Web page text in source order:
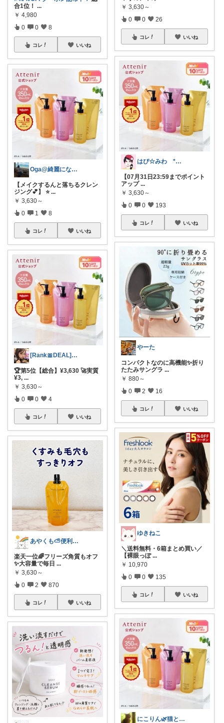
合1位！ ...
￥ 4,980
0 0 8
コレ いいね
Oga@綺麗になりたいアラサー美容オタク
【メイクするんと落ちるクレン
ジング💕】 ⭐ ...
￥ 3,630～
0 1 8
コレ いいね
[Rank🎀DEAL]毎日コレ＠ano
🏆第5位【総合】¥3,630 🚀実質
¥3, ...
￥ 3,630～
0 0 4
コレ いいね
あやくも⛅便利なもの、おしゃれなもの
楽天一位🌈フリーズ角質もオフ
✨大容量で毎日 ...
￥ 3,630～
0 2 870
コレ いいね
￥ 3,630～
0 0 26
コレ いいね
はぴ☆みわ *美容と健康・時短＆キッズ*
【07月31日23:59までポイント
アップ ...
￥ 3,630～
0 0 193
コレ いいね
やーた
コンパクトなのに高機能✨折り
たたみサングラ ...
￥ 880～
0 2 16
コレ いいね
ゆきねこ
＼送料無料・6箱まとめ買い／
【裸眼っぽ ...
￥ 10,970
0 0 135
コレ いいね
にこりん🌿猫と暮らす主婦のROOM😹